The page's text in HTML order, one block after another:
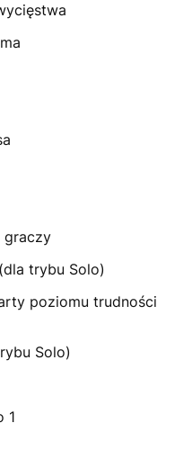
dla 2/3 graczy
trybu Solo)
poziomu trudności
Solo)
1